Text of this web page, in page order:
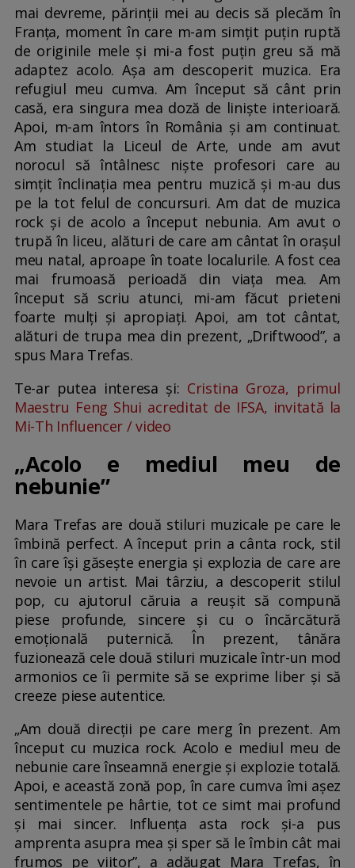
mai devreme, părinții mei au decis să plecăm în
Franța, moment în care m-am simțit puțin ruptă
de originile mele și mi-a fost puțin greu să mă
adaptez acolo. Așa am descoperit muzica. Era
refugiul meu cumva. Am început să cânt prin
casă, era singura mea doză de liniște interioară.
Apoi, m-am întors în România și am continuat.
Am studiat la Liceul de Arte, unde am avut
norocul să întâlnesc niște profesori care au
simțit înclinația mea pentru muzică și m-au dus
pe la tot felul de concursuri. Am dat de muzica
rock și de acolo a început nebunia. Am avut o
trupă în liceu, alături de care am cântat în orașul
meu natal, aproape în toate localurile. A fost cea
mai frumoasă perioadă din viața mea. Am
început să scriu atunci, mi-am făcut prieteni
foarte mulți și apropiați. Apoi, am tot cântat,
alături de trupa mea din prezent, „Driftwood”, a
spus Mara Trefas.
Te-ar putea interesa și: Cristina Groza, primul
Maestru Feng Shui acreditat de IFSA, invitată la
Mi-Th Influencer / video
„Acolo e mediul meu de
nebunie”
Mara Trefas are două stiluri muzicale pe care le
îmbină perfect. A început prin a cânta rock, stil
în care își găsește energia și explozia de care are
nevoie un artist. Mai târziu, a descoperit stilul
pop, cu ajutorul căruia a reușit să compună
piese profunde, sincere și cu o încărcătură
emoțională puternică. În prezent, tânăra
fuzionează cele două stiluri muzicale într-un mod
armonios ce îi permite să se exprime liber și să
creeze piese autentice.
„Am două direcții pe care merg în prezent. Am
început cu muzica rock. Acolo e mediul meu de
nebunie care înseamnă energie și explozie totală.
Apoi, e această zonă pop, în care cumva îmi așez
sentimentele pe hârtie, tot ce simt mai profund
și mai sincer. Influența asta rock și-a pus
amprenta asupra mea și sper să le îmbin cât mai
frumos pe viitor”, a adăugat Mara Trefas, în